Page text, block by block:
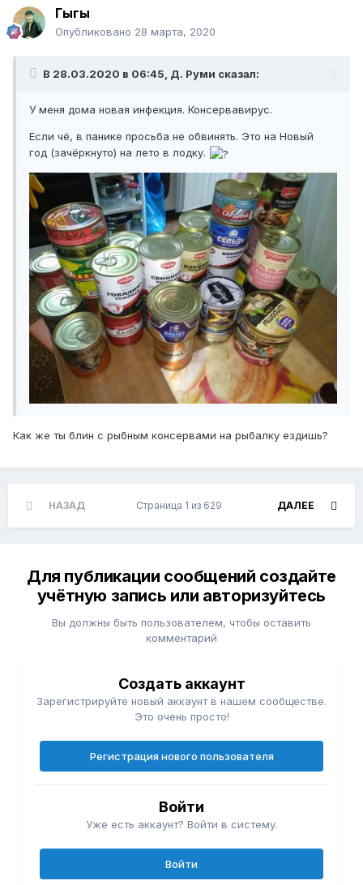
Гыгы
Опубликовано 28 марта, 2020
В 28.03.2020 в 06:45, Д. Руми сказал:
У меня дома новая инфекция. Консервавирус.
Если чё, в панике просьба не обвинять. Это на Новый
год (зачёркнуто) на лето в лодку.
Как же ты блин с рыбным консервами на рыбалку ездишь?
НАЗАД ДАЛЕЕ
Страница 1 из 629
Для публикации сообщений создайте
учётную запись или авторизуйтесь
Вы должны быть пользователем, чтобы оставить
комментарий
Создать аккаунт
Зарегистрируйте новый аккаунт в нашем сообществе.
Это очень просто!
Регистрация нового пользователя
Войти
Уже есть аккаунт? Войти в систему.
Войти